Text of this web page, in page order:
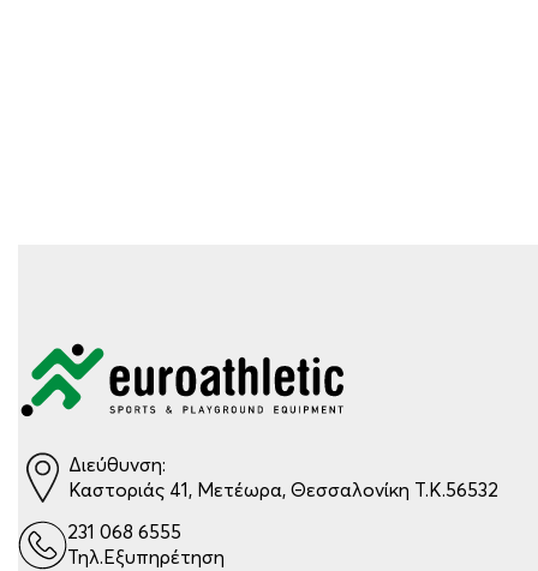
Διεύθυνση:
Καστοριάς 41, Μετέωρα, Θεσσαλονίκη Τ.Κ.56532
231 068 6555
Τηλ.Εξυπηρέτηση